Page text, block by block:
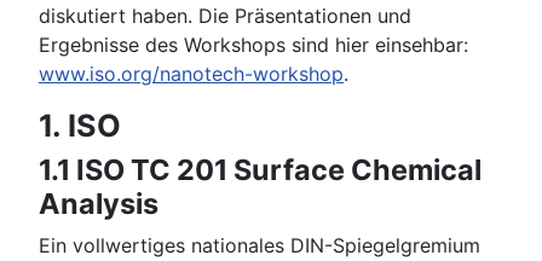
diskutiert haben. Die Präsentationen und
Ergebnisse des Workshops sind hier einsehbar:
www.iso.org/nanotech-workshop.
1. ISO
1.1 ISO TC 201 Surface Chemical
Analysis
Ein vollwertiges nationales DIN-Spiegelgremium